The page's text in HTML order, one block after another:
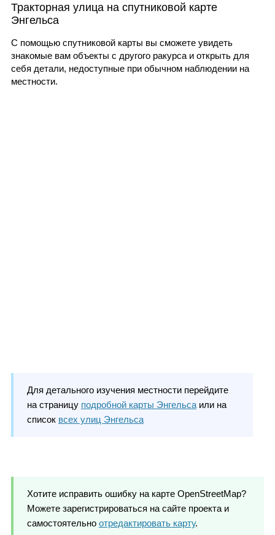
Тракторная улица на спутниковой карте
Энгельса
С помощью спутниковой карты вы сможете увидеть
знакомые вам объекты с другого ракурса и открыть для
себя детали, недоступные при обычном наблюдении на
местности.
Для детального изучения местности перейдите
на страницу подробной карты Энгельсаили на
список всех улиц Энгельса
Хотите исправить ошибку на карте OpenStreetMap?
Можете зарегистрироваться на сайте проекта и
самостоятельно отредактировать карту.